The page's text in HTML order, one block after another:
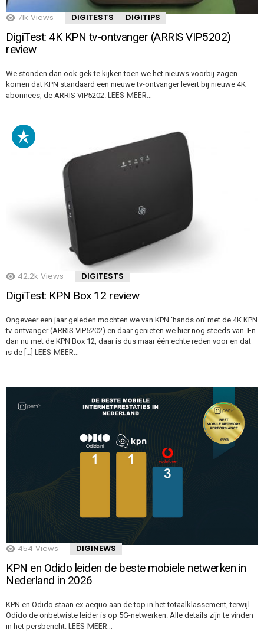
71k Views DIGITESTS DIGITIPS
DigiTest: 4K KPN tv-ontvanger (ARRIS VIP5202)
review
We stonden dan ook gek te kijken toen we het nieuws voorbij zagen
komen dat KPN standaard een nieuwe tv-ontvanger levert bij nieuwe 4K
abonnees, de ARRIS VIP5202. LEES MEER…
42.2k Views DIGITESTS
DigiTest: KPN Box 12 review
Ongeveer een jaar geleden mochten we van KPN ‘hands on’ met de 4K KPN
tv-ontvanger (ARRIS VIP5202) en daar genieten we hier nog steeds van. En
dan nu met de KPN Box 12, daar is dus maar één echte reden voor en dat
is de […] LEES MEER…
454 Views DIGINEWS
KPN en Odido leiden de beste mobiele netwerken in
Nederland in 2026
KPN en Odido staan ex-aequo aan de top in het totaalklassement, terwijl
Odido de onbetwiste leider is op 5G-netwerken. Alle details zijn te vinden
in het persbericht. LEES MEER…